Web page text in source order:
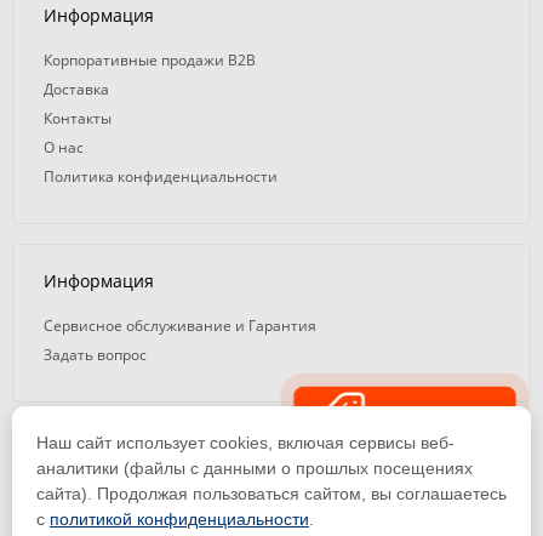
Информация
Корпоративные продажи B2B
Доставка
Контакты
О нас
Политика конфиденциальности
Информация
Сервисное обслуживание и Гарантия
Задать вопрос
© 2008 — 2026. ООО «ТК Вэлд Плюс»
Email: ideasvarki@wp116.ru
Тел.: 8 800 101-08-75 (с 10:00 до 19:00)
Наш сайт использует cookies, включая сервисы веб-
аналитики (файлы с данными о прошлых посещениях
сайта). Продолжая пользоваться сайтом, вы соглашаетесь
с политикой конфиденциальности